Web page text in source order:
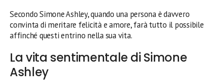
Secondo Simone Ashley, quando una persona è davvero
convinta di meritare felicità e amore, farà tutto il possibile
affinché questi entrino nella sua vita.
La vita sentimentale di Simone
Ashley